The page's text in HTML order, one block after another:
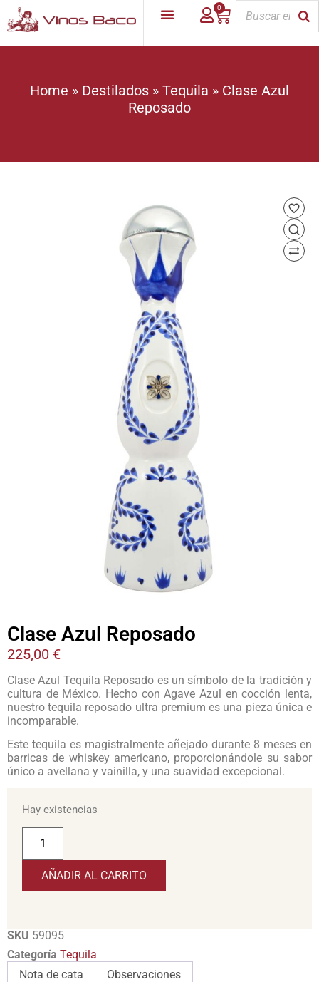
0
Home » Destilados » Tequila » Clase Azul
Reposado
Clase Azul Reposado
225,00 €
Clase Azul Tequila Reposado es un símbolo de la tradición y
cultura de México. Hecho con Agave Azul en cocción lenta,
nuestro tequila reposado ultra premium es una pieza única e
incomparable.
Este tequila es magistralmente añejado durante 8 meses en
barricas de whiskey americano, proporcionándole su sabor
único a avellana y vainilla, y una suavidad excepcional.
Hay existencias
AÑADIR AL CARRITO
SKU 59095
Categoría Tequila
Nota de cata
Observaciones